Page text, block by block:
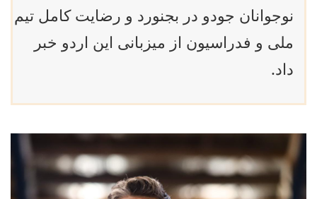
نوجوانان جودو در بجنورد و رضایت کامل تیم
ملی و فدراسیون از میزبانی این اردو خبر
داد.